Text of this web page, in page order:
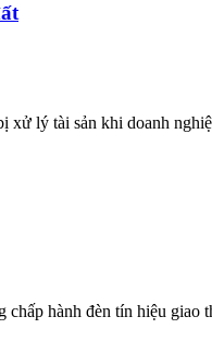
lý tài sản khi doanh
hành đèn tín hiệu